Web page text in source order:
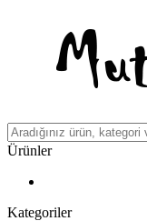
Ürünler
Kategoriler